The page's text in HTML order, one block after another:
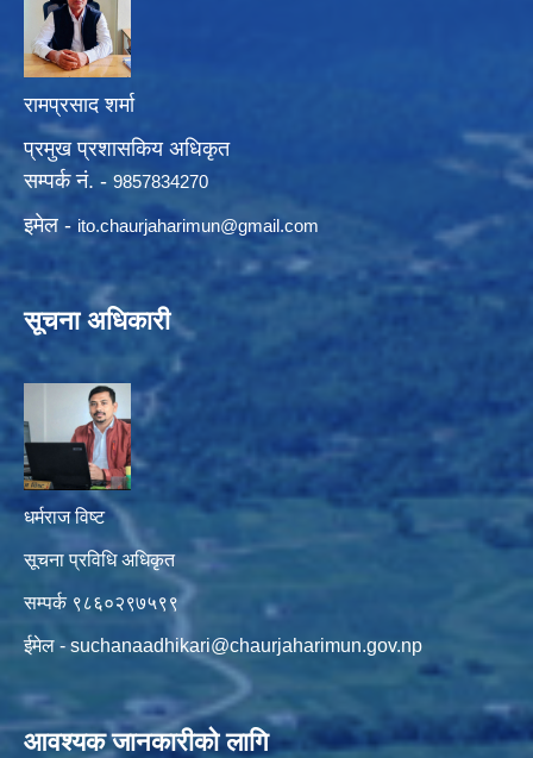
रामप्रसाद शर्मा
प्रमुख प्रशासकिय अधिकृत
सम्पर्क नं. - 9857834270
इमेल - ito.chaurjaharimun@gmail.com
सूचना अधिकारी
धर्मराज विष्ट
सूचना प्रविधि अधिकृत
सम्पर्क ९८६०२९७५९९
ईमेल -suchanaadhikari@chaurjaharimun.gov.np
आवश्यक जानकारीको लागि